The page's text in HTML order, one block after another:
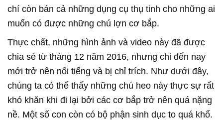
chí còn bán cả những dụng cụ thụ tinh cho những ai
muốn có được những chú lợn cơ bắp.
Thực chất, những hình ảnh và video này đã được
chia sẻ từ tháng 12 năm 2016, nhưng chỉ đến nay
mới trở nên nổi tiếng và bị chỉ trích. Như dưới đây,
chúng ta có thể thấy những chú heo này thực sự rất
khó khăn khi đi lại bởi các cơ bắp trở nên quá nặng
nề. Một số con còn có bộ phận sinh dục to quá khổ.